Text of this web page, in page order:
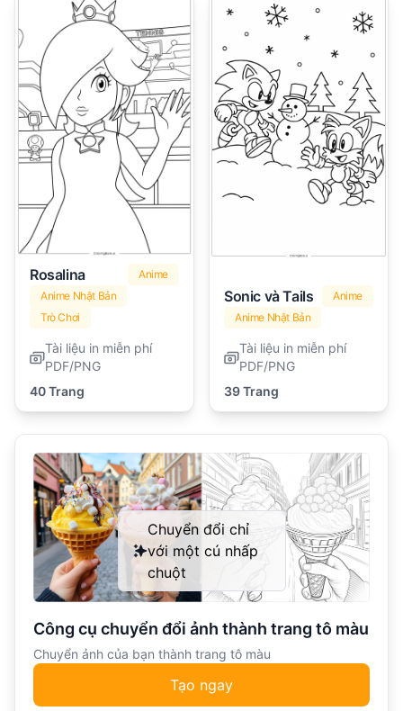
Rosalina
Anime
Anime Nhật Bản
Trò Chơi
Tài liệu in miễn phí
PDF/PNG
40 Trang
Sonic và Tails
Anime
Anime Nhật Bản
Tài liệu in miễn phí
PDF/PNG
39 Trang
Chuyển đổi chỉ
với một cú nhấp
chuột
Công cụ chuyển đổi ảnh thành trang tô màu
Chuyển ảnh của bạn thành trang tô màu
Tạo ngay